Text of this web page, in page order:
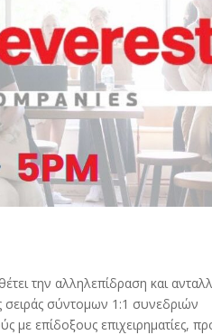
την αλληλεπίδραση και
σύντομων 1:1 συνεδριών
με επίδοξους επιχειρηματίες,